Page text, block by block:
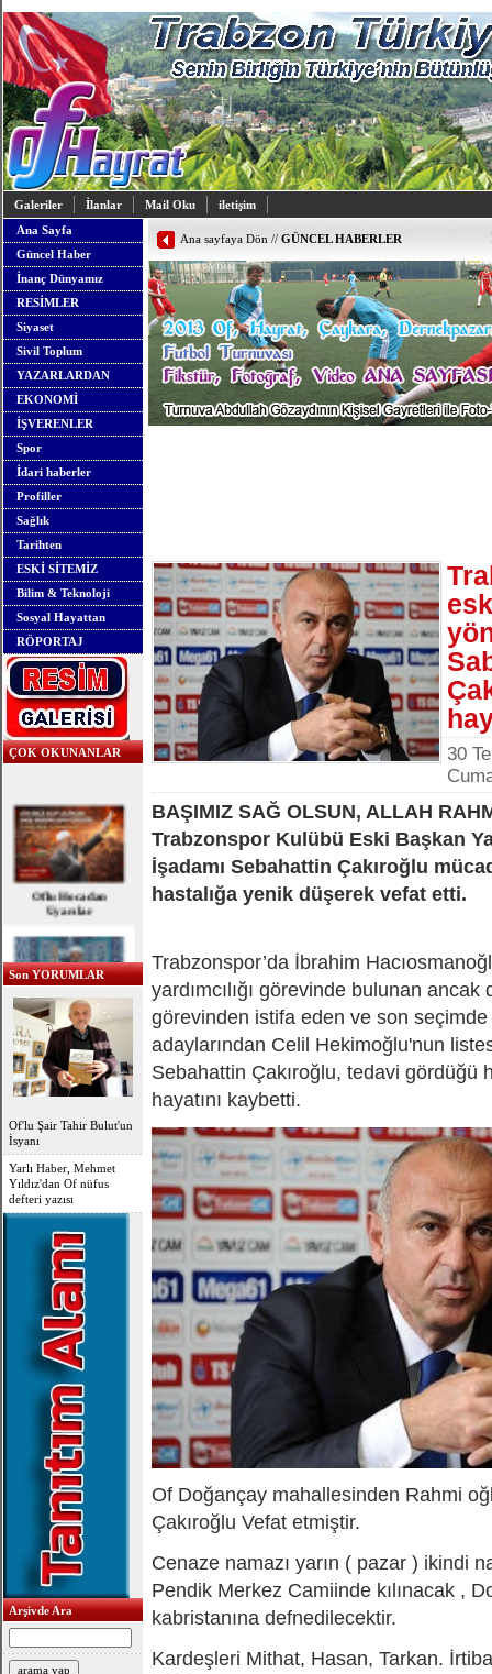
Galeriler İlanlar Mail Oku
iletişim
Ana Sayfa
Güncel Haber
İnanç Dünyamız
RESİMLER
Siyaset
Sivil Toplum
YAZARLARDAN
EKONOMİ
İŞVERENLER
Spor
İdari haberler
Profiller
Sağlık
Tarihten
ESKİ SİTEMİZ
Bilim & Teknoloji
Sosyal Hayattan
RÖPORTAJ
ÇOK OKUNANLAR
Oflu Hocadan
Uyarılar
OFLU HOCA'DAN
TOPLUMSAL UYARI
Son YORUMLAR
Of'lu Şair Tahir Bulut'un
İsyanı
Yarlı Haber, Mehmet
Yıldız'dan Of nüfus
defteri yazısı
Arşivde Ara
Ana sayfaya Dön // GÜNCEL HABERLER
30
BAŞIMIZ SAĞ OLSUN, ALLAH
Trabzonspor Kulübü Eski Başkan
İşadamı Sebahattin Çakıroğlu
hastalığa yenik düşerek vefat etti.
Trabzonspor’da İbrahim
yardımcılığı görevinde bulunan ancak
görevinden istifa eden ve son
adaylarından Celil Hekimoğlu'nun
Sebahattin Çakıroğlu, tedavi gördüğü
hayatını kaybetti.
Of Doğançay mahallesinden Rahmi
Çakıroğlu Vefat etmiştir.
Cenaze namazı yarın ( pazar ) ikindi
Pendik Merkez Camiinde kılınacak ,
kabristanına defnedilecektir.
Kardeşleri Mithat, Hasan, Tarkan.